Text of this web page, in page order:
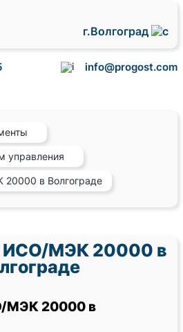
г.Волгоград
info@progost.com
управления
в Волгограде
ИСО/МЭК 20000 в
МЭК 20000 в